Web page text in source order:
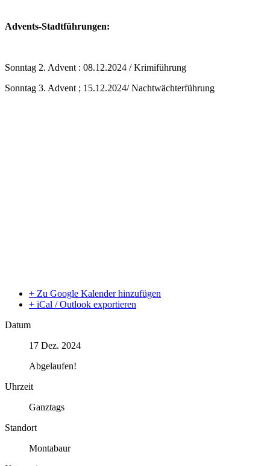
Advents-Stadtführungen:
Sonntag 2. Advent : 08.12.2024 / Krimiführung
Sonntag 3. Advent ; 15.12.2024/ Nachtwächterführung
+ Zu Google Kalender hinzufügen
+ iCal / Outlook exportieren
Datum
17 Dez. 2024
Abgelaufen!
Uhrzeit
Ganztags
Standort
Montabaur